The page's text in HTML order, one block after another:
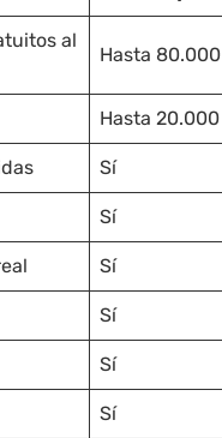
al
Hasta 80.000
Hasta 20.000
Sí
Sí
Sí
Sí
Sí
Sí